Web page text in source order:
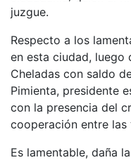
juzgue.
Respecto a los
en esta ciudad, luego
Cheladas con saldo
Pimienta, presidente
con la presencia del
cooperación entre
Es lamentable, daña